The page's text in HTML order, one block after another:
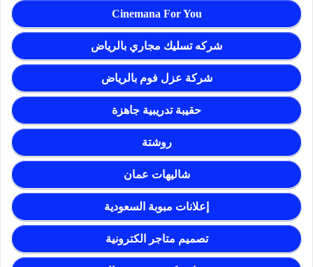
Cinemana For You
شركه تسليك مجاري بالرياض
شركة عزل فوم بالرياض
حقيبة تدريبية جاهزة
روشتة
شاليهات عمان
إعلانات مبوبة السعودية
تصميم متاجر الكترونية